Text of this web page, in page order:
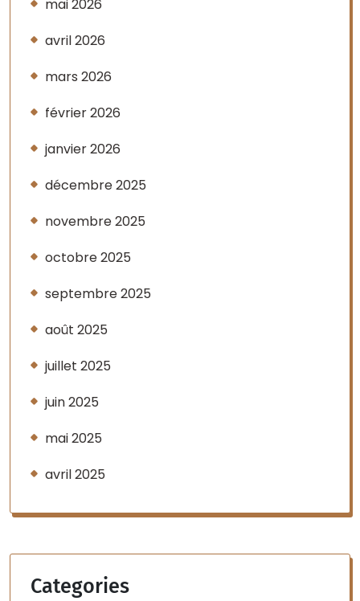
mai 2026
avril 2026
mars 2026
février 2026
janvier 2026
décembre 2025
novembre 2025
octobre 2025
septembre 2025
août 2025
juillet 2025
juin 2025
mai 2025
avril 2025
Categories